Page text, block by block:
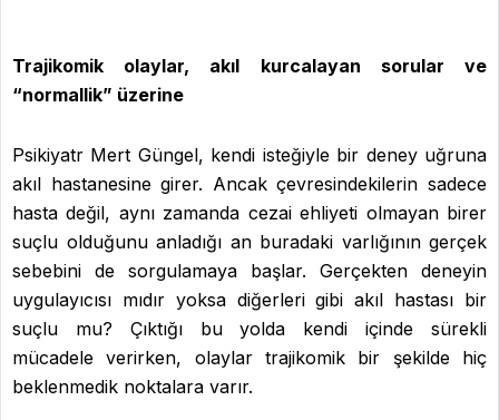
Trajikomik olaylar, akıl kurcalayan sorular ve
“normallik” üzerine
Psikiyatr Mert Güngel, kendi isteğiyle bir deney uğruna
akıl hastanesine girer. Ancak çevresindekilerin sadece
hasta değil, aynı zamanda cezai ehliyeti olmayan birer
suçlu olduğunu anladığı an buradaki varlığının gerçek
sebebini de sorgulamaya başlar. Gerçekten deneyin
uygulayıcısı mıdır yoksa diğerleri gibi akıl hastası bir
suçlu mu? Çıktığı bu yolda kendi içinde sürekli
mücadele verirken, olaylar trajikomik bir şekilde hiç
beklenmedik noktalara varır.